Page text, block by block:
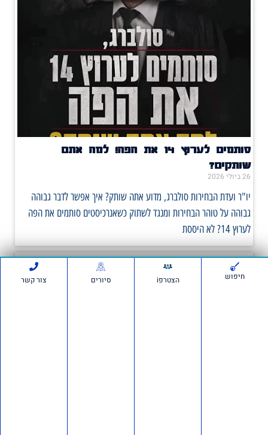
סותמים לערוץ 14 את הפה! למה אתם
שותקים?
26 ביולי 2026
יו"ר ועדת הבחירות סולברג, מדוע אתה שותק? איך אפשר לדבר גבוהה
גבוהה על טוהר הבחירות ומנגד לשתוק כשאנרכיסטים סותמים את הפה
לערוץ 14? לא היססת
תכנית גפן
19 ביולי 2026חיפוש הצטרפi סיורים צור קשר